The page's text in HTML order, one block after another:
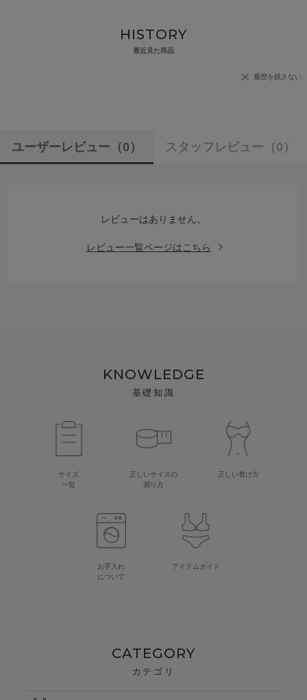
HISTORY
最近見た商品
履歴を残さない
ユーザーレビュー （0） スタッフレビュー （0）
レビューはありません。
レビュー一覧ページはこちら
KNOWLEDGE
基礎知識
サイズ
一覧
正しいサイズの
測り方
正しい着け方
お手入れ
について
アイテムガイド
CATEGORY
カテゴリ